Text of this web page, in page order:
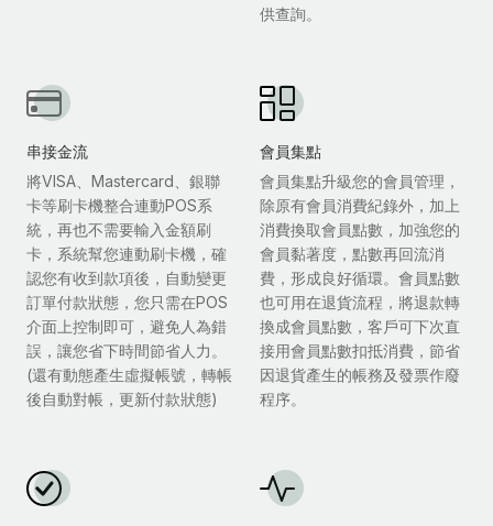
供查詢。
串接金流
將VISA、Mastercard、銀聯
卡等刷卡機整合連動POS系
統，再也不需要輸入金額刷
卡，系統幫您連動刷卡機，確
認您有收到款項後，自動變更
訂單付款狀態，您只需在POS
介面上控制即可，避免人為錯
誤，讓您省下時間節省人力。
(還有動態產生虛擬帳號，轉帳
後自動對帳，更新付款狀態)
會員集點
會員集點升級您的會員管理，
除原有會員消費紀錄外，加上
消費換取會員點數，加強您的
會員黏著度，點數再回流消
費，形成良好循環。會員點數
也可用在退貨流程，將退款轉
換成會員點數，客戶可下次直
接用會員點數扣抵消費，節省
因退貨產生的帳務及發票作廢
程序。